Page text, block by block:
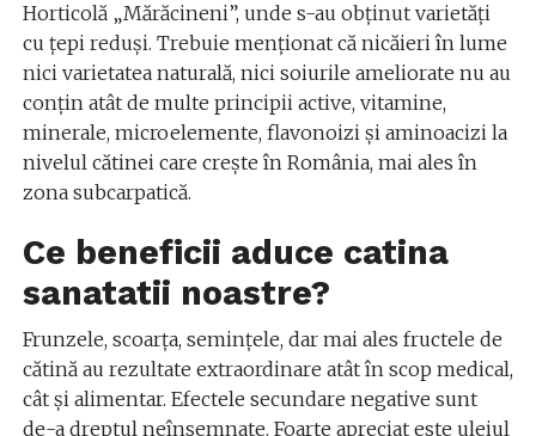
Horticolă „Mărăcineni”, unde s-au obţinut varietăţi
cu ţepi reduşi. Trebuie menţionat că nicăieri în lume
nici varietatea naturală, nici soiurile ameliorate nu au
conţin atât de multe principii active, vitamine,
minerale, microelemente, flavonoizi şi aminoacizi la
nivelul cătinei care creşte în România, mai ales în
zona subcarpatică.
Ce beneficii aduce catina
sanatatii noastre?
Frunzele, scoarţa, seminţele, dar mai ales fructele de
cătină au rezultate extraordinare atât în scop medical,
cât şi alimentar. Efectele secundare negative sunt
de-a dreptul neînsemnate. Foarte apreciat este uleiul